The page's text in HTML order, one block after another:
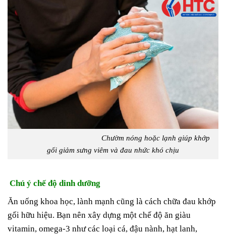
Chườm nóng hoặc lạnh giúp khớp
gối giảm sưng viêm và đau nhức khó chịu
Chú ý chế độ dinh dưỡng
Ăn uống khoa học, lành mạnh cũng là cách chữa đau khớp
gối hữu hiệu. Bạn nên xây dựng một chế độ ăn giàu
vitamin, omega-3 như các loại cá, đậu nành, hạt lanh,